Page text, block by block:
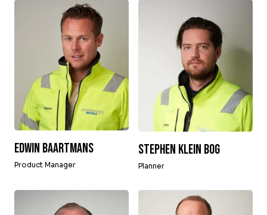
Edwin Baartmans
Product Manager
Stephen Klein Bog
Planner